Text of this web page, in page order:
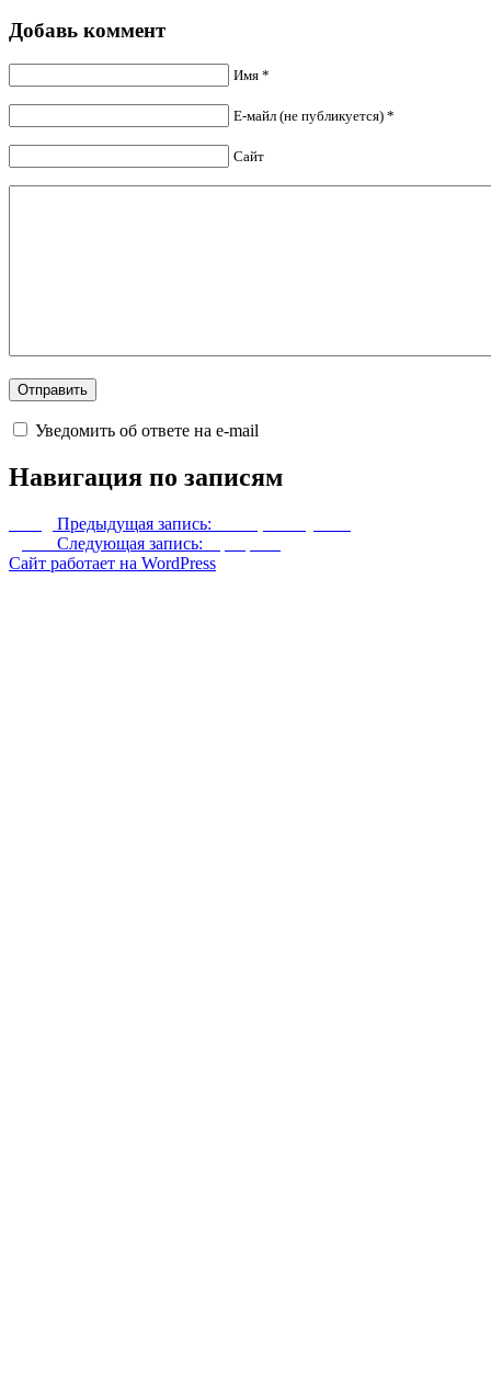
Добавь коммент
Имя *
Е-майл (не публикуется) *
Сайт
Уведомить об ответе на e-mail
Навигация по записям
Предыдущая запись:
Следующая запись:
Сайт работает на WordPress